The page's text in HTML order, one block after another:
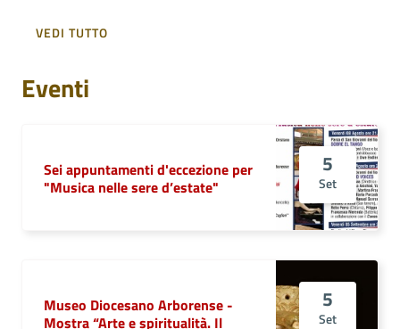
VEDI TUTTO
Eventi
5
Set
Sei appuntamenti d'eccezione per
"Musica nelle sere d’estate"
5
Set
Museo Diocesano Arborense -
Mostra “Arte e spiritualità. Il